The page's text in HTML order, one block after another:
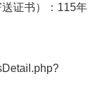
证书）：115年